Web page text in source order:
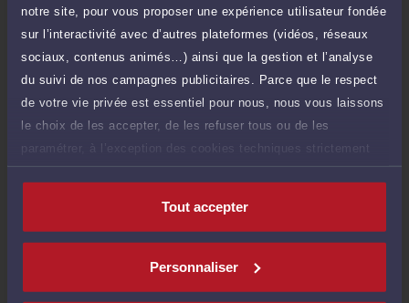
notre site, pour vous proposer une expérience utilisateur fondée
sur l’interactivité avec d’autres plateformes (vidéos, réseaux
sociaux, contenus animés…) ainsi que la gestion et l’analyse
du suivi de nos campagnes publicitaires. Parce que le respect
de votre vie privée est essentiel pour nous, nous vous laissons
le choix de les accepter, de les refuser tous ou de les
paramétrer, à l’exception des cookies techniques strictement
nécessaires au fonctionnement du site.
Tout accepter
Personnaliser
Compétences
Droit du travail
Droit de la famille, des personnes et de leur patrimoine